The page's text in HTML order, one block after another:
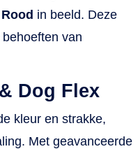
in beeld. Deze
van
Dog Flex
kleur en strakke,
Met geavanceerde